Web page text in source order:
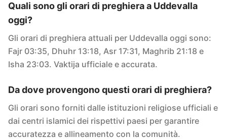
Quali sono gli orari di preghiera a Uddevalla
oggi?
Gli orari di preghiera attuali per Uddevalla oggi sono:
Fajr 03:35, Dhuhr 13:18, Asr 17:31, Maghrib 21:18 e
Isha 23:03. Vaktija ufficiale e accurata.
Da dove provengono questi orari di preghiera?
Gli orari sono forniti dalle istituzioni religiose ufficiali e
dai centri islamici dei rispettivi paesi per garantire
accuratezza e allineamento con la comunità.